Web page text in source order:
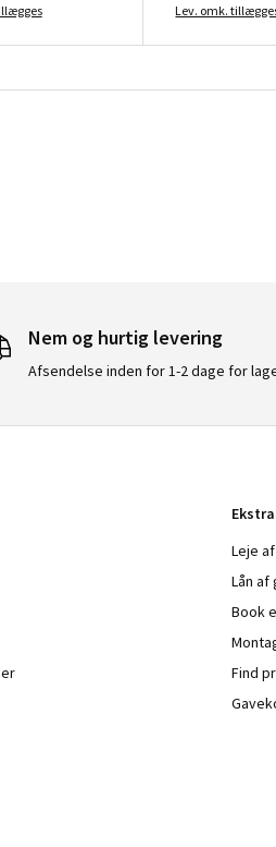
Lev. omk.
Nem og hurtig levering
Afsendelse inden for 1-2 dage for
Leje
Lån af
Book
Find